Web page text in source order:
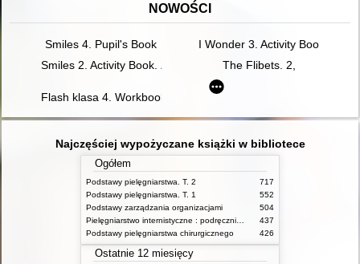
NOWOŚCI
Smiles 4. Pupil's Book
I Wonder 3. Activity Book
Smiles 2. Activity Book. Zeszyt ćwiczeńThe Flibets. 2,
Flash klasa 4. Workbook
Najczęściej wypożyczane książki w bibliotece
Ogółem
Podstawy pielęgniarstwa. T. 2
717
Podstawy pielęgniarstwa. T. 1
552
Podstawy zarządzania organizacjami
504
437
Podstawy pielęgniarstwa chirurgicznego
426
Ostatnie 12 miesięcy